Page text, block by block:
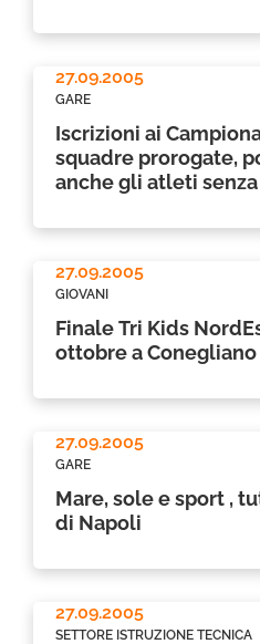
27.09.2005
GARE
Iscrizioni ai
squadre prorogate,
anche gli atleti
27.09.2005
GIOVANI
Finale Tri Kids
ottobre a Conegliano
27.09.2005
GARE
Mare, sole e sport ,
di Napoli
27.09.2005
SETTORE ISTRUZIONE TECNICA